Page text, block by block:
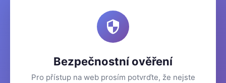
Bezpečnostní ověření
Pro přístup na web prosím potvrďte, že nejste